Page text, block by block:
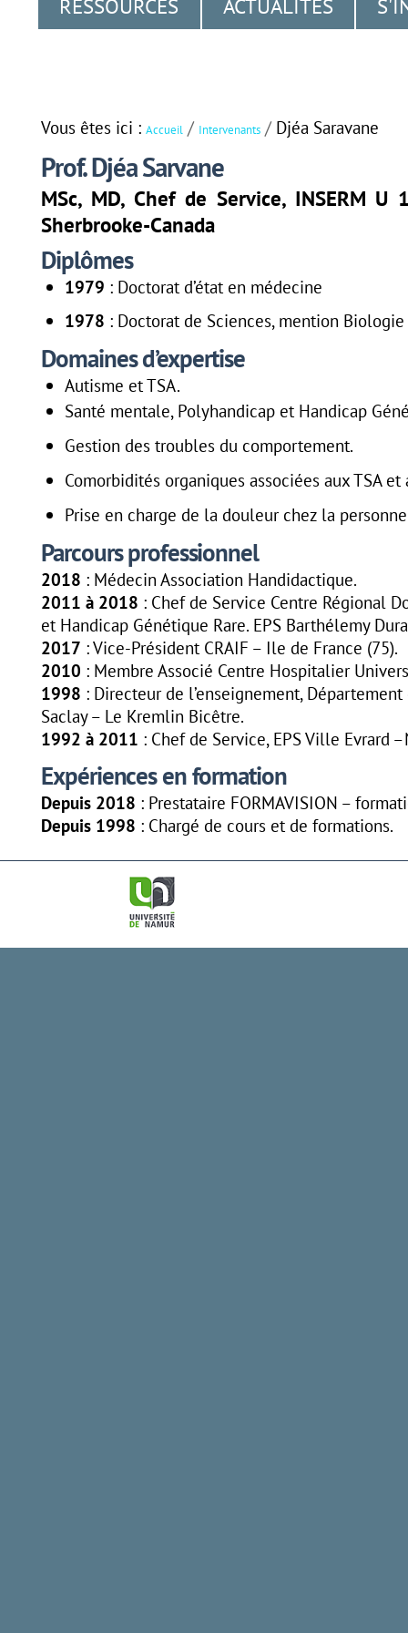
Aller
|
Aller
à
la
navigation
Outils
Navigation
RESSOURCES ACTUALITÉS
Vous êtes ici : Accueil / Intervenants / Djéa Saravane
Prof. Djéa Sarvane
MSc, MD, Chef de Service, INSERM U
Sherbrooke-Canada
Diplômes
1979 : Doctorat d’état en médecine
1978 : Doctorat de Sciences, mention
Domaines d’expertise
Autisme et TSA.
Santé mentale, Polyhandicap et Handicap
Gestion des troubles du comportement.
Comorbidités organiques associées aux TSA
Prise en charge de la douleur chez la
Parcours professionnel
2018 : Médecin Association Handidactique.
2011 à 2018 : Chef de Service Centre Régional
et Handicap Génétique Rare. EPS Barthélemy
2017 : Vice-Président CRAIF – Ile de France (75).
2010 : Membre Associé Centre Hospitalier
1998 : Directeur de l’enseignement,
Saclay – Le Kremlin Bicêtre.
1992 à 2011 : Chef de Service, EPS Ville Evrard
Expériences en formation
Depuis 2018 : Prestataire FORMAVISION –
Depuis 1998 : Chargé de cours et de formations.